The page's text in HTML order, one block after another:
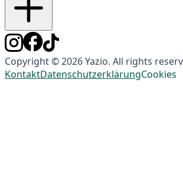
Copyright © 2026 Yazio. All rights
KontaktDatenschutzerklärungCookies